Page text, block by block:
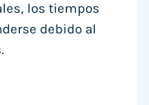
los tiempos
debido al